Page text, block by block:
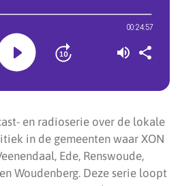
en radioserie over de lokale
in de gemeenten waar XON
Ede, Renswoude,
Woudenberg. Deze serie loopt